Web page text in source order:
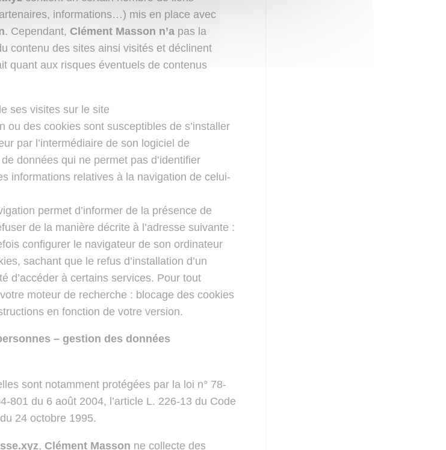
informations…) mis en place avec
. Cependant, Clément Masson n’apas la
contenu des sites ainsi visités et déclinent
quant aux risques éventuels de contenus
ses visites sur le site
ou des cookies sont susceptibles de s’installer
par l’intermédiaire de son logiciel de
données qui ne permet pas d’identifier
informations relatives à la navigation de celui-
permet d’informer de la présence de
de la manière décrite à l’adresse suivante :
configurer le navigateur de son ordinateur
sachant que le refus d’installation d’un
d’accéder à certains services. Pour tout
moteur de recherche : blocage des cookies
en fonction de votre version.
– gestion des données
sont notamment protégées par la loi n° 78-
801 du 6 août 2004, l’article L. 226-13 du Code
24 octobre 1995.
, Clément Masson ne collecte des